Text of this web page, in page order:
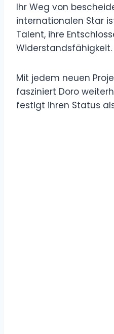
Ihr Weg von
internationalen Star
Talent, ihre
Widerstandsfähigkeit.
Mit jedem neuen
fasziniert Doro
festigt ihren Status